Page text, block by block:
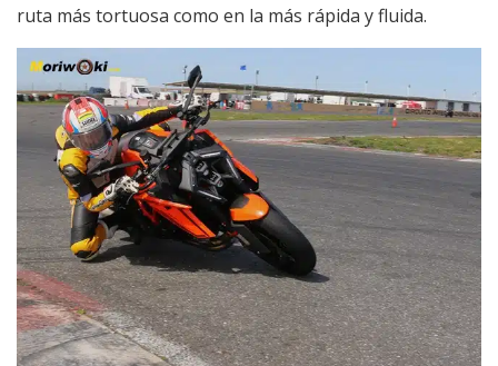
ruta más tortuosa como en la más rápida y fluida.